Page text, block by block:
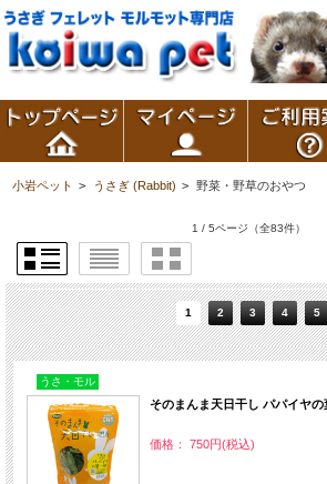
小岩ペット > うさぎ (Rabbit) > 野菜・野草のおやつ
1 / 5ページ （全83件）
1 2 3 4 5
うさ・モル
そのまんま天日干し パパイヤ
価格： 750円(税込)